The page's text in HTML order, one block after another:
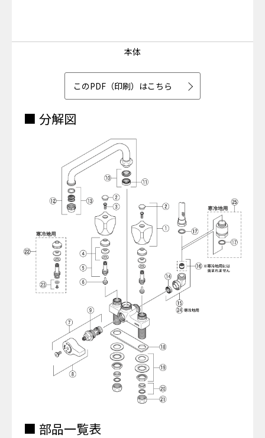
本体
このPDF（印刷）はこちら
■ 分解図
■ 部品一覧表